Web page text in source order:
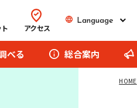
アクセス
Language
べる 総合案内
HOME